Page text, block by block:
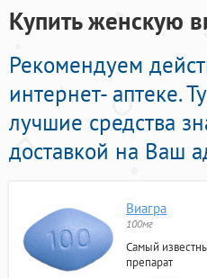
Купить женскую
Рекомендуем
интернет- аптеке.
лучшие средства
доставкой на Ваш
Виагра
100мг
Самый
препарат